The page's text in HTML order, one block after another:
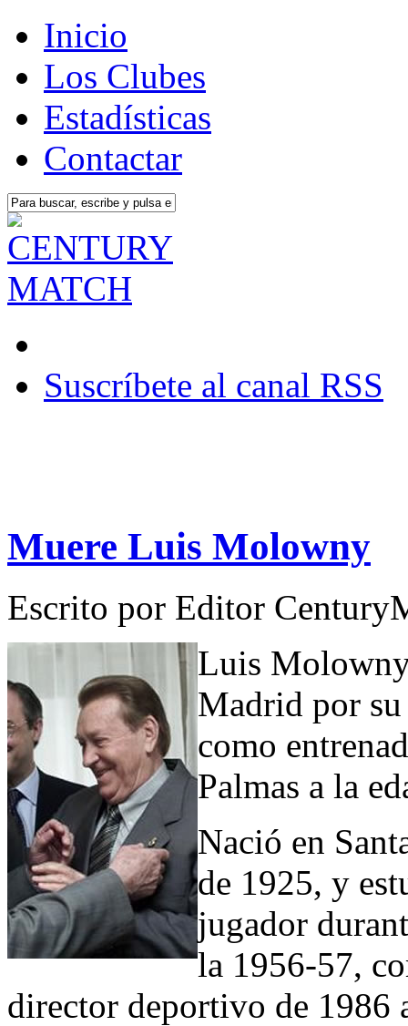
Inicio
Los Clubes
Estadísticas
Contactar
Suscríbete al canal RSS
Muere Luis Molowny
Escrito por Editor
Luis
Madrid por
como
Palmas a la
Nació en
de 1925, y
jugador
la 1956-57,
director deportivo de 1986